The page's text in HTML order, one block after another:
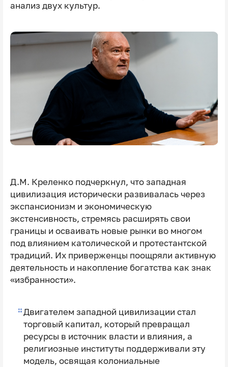
анализ двух культур.
Д.М. Креленко подчеркнул, что западная
цивилизация исторически развивалась через
экспансионизм и экономическую
экстенсивность, стремясь расширять свои
границы и осваивать новые рынки во многом
под влиянием католической и протестантской
традиций. Их приверженцы поощряли активную
деятельность и накопление богатства как знак
«избранности».
Двигателем западной цивилизации стал
торговый капитал, который превращал
ресурсы в источник власти и влияния, а
религиозные институты поддерживали эту
модель, освящая колониальные